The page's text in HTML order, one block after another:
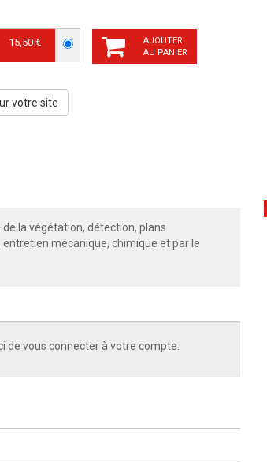
15,50 €
AJOUTER
AU PANIER
votre site
la végétation, détection, plans
mécanique, chimique et par le
de vous connecter à votre compte.